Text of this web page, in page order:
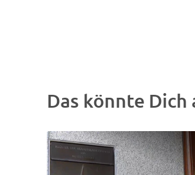
Das könnte